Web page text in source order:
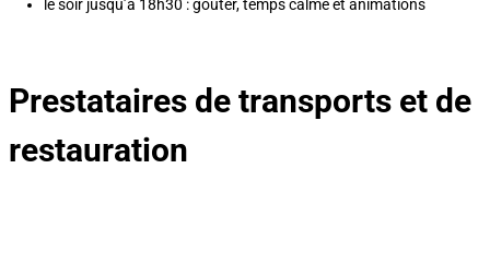
le soir jusqu’à 18h30 : goûter, temps calme et animations
Prestataires de transports et de
restauration